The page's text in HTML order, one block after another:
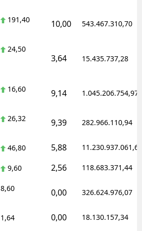
191,40 10,00 543.467.310,70
24,50
3,64 15.435.737,28
16,60 9,14 1.045.206.754,97
26,32 9,39 282.966.110,94
46,80 5,88 11.230.937.061,62
9,60 2,56 118.683.371,44
8,60 0,00 326.624.976,07
1,64 0,00 18.130.157,34